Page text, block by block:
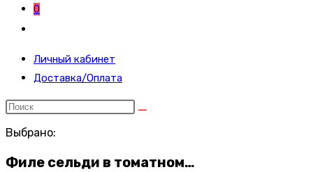
0
по
веб-
сайту
Личный кабинет
Доставка/Оплата
Выбрано:
Филе сельди в томатном…